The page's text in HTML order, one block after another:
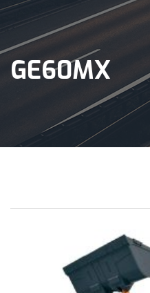
GE60MX